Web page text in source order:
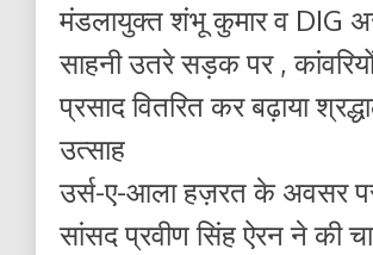
मंडलायुक्त शंभू कुमार व DIG
साहनी उतरे सड़क पर ,
प्रसाद वितरित कर बढ़ाया
उत्साह
उर्स-ए-आला हज़रत के अवसर
सांसद प्रवीण सिंह ऐरन ने की